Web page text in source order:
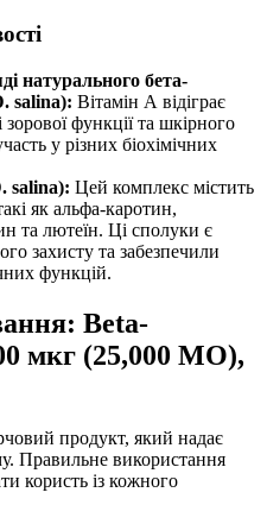
натурального бета-
salina): Вітамін А відіграє
функції та шкірного
у різних біохімічних
salina): Цей комплекс містить
як альфа-каротин,
та лютеїн. Ці сполуки є
захисту та забезпечили
функцій.
Beta-
мкг (25,000 МО),
продукт, який надає
Правильне використання
користь із кожного